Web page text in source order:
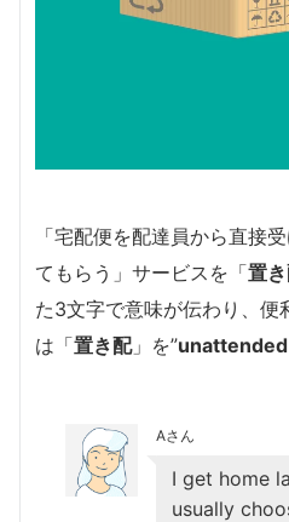
「宅配便を配達員から直接
てもらう」サービスを「置
た3文字で意味が伝わり、便
は「置き配」を”
Aさん
I get home
usually